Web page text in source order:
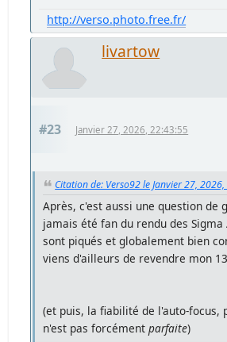
http://verso.photo.free.fr/
livartow
#23 Janvier 27, 2026, 22:43:55
Citation de: Verso92 le Janvier 27,
Après, c'est aussi une question de
jamais été fan du rendu des
sont piqués et globalement bien
viens d'ailleurs de revendre mon
(et puis, la fiabilité de l'auto-focus,
n'est pas forcémentparfaite)